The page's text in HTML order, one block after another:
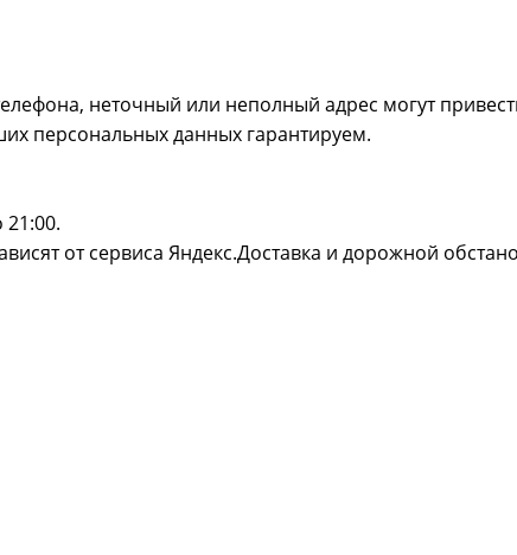
неточный или неполный адрес могут
персональных данных гарантируем.
от сервиса Яндекс.Доставка и дорожной